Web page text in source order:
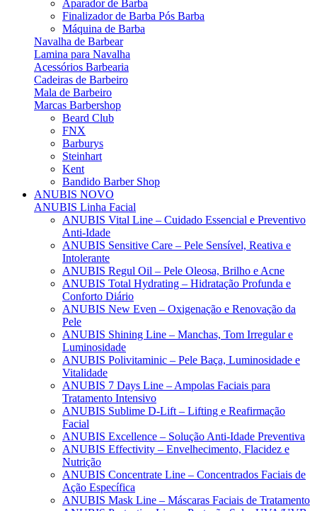
Aparador de Barba
Finalizador de Barba Pós Barba
Máquina de Barba
Navalha de Barbear
Lamina para Navalha
Acessórios Barbearia
Cadeiras de Barbeiro
Mala de Barbeiro
Marcas Barbershop
Beard Club
FNX
Barburys
Steinhart
Kent
Bandido Barber Shop
ANUBIS NOVO
ANUBIS Linha Facial
ANUBIS Vital Line – Cuidado Essencial e Preventivo
Anti-Idade
ANUBIS Sensitive Care – Pele Sensível, Reativa e
Intolerante
ANUBIS Regul Oil – Pele Oleosa, Brilho e Acne
ANUBIS Total Hydrating – Hidratação Profunda e
Conforto Diário
ANUBIS New Even – Oxigenação e Renovação da
Pele
ANUBIS Shining Line – Manchas, Tom Irregular e
Luminosidade
ANUBIS Polivitaminic – Pele Baça, Luminosidade e
Vitalidade
ANUBIS 7 Days Line – Ampolas Faciais para
Tratamento Intensivo
ANUBIS Sublime D-Lift – Lifting e Reafirmação
Facial
ANUBIS Excellence – Solução Anti-Idade Preventiva
ANUBIS Effectivity – Envelhecimento, Flacidez e
Nutrição
ANUBIS Concentrate Line – Concentrados Faciais de
Ação Específica
ANUBIS Mask Line – Máscaras Faciais de Tratamento